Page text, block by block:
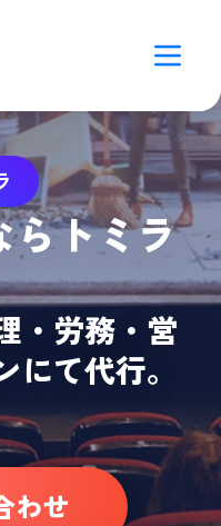
らトミラ
・労務・営
て代行。
わせ